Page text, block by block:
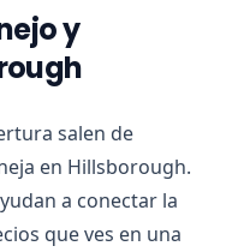
y
salen de
en Hillsborough.
a conectar la
que ves en una